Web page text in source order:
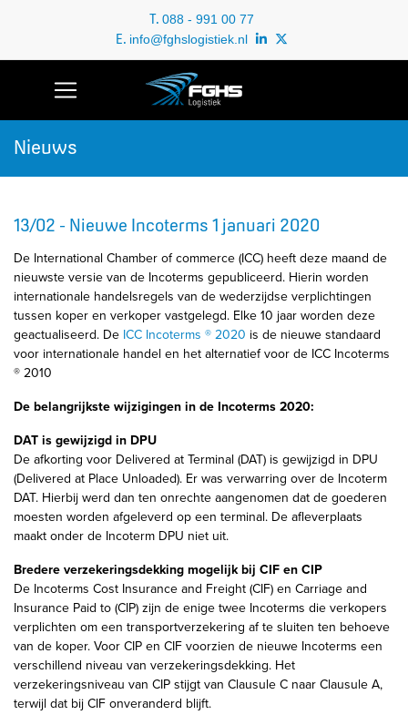
T. 088 - 991 00 77
E. info@fghslogistiek.nl
Nieuws
13/02 - Nieuwe Incoterms 1 januari 2020
De International Chamber of commerce (ICC) heeft deze maand de
nieuwste versie van de Incoterms gepubliceerd. Hierin worden
internationale handelsregels van de wederzijdse verplichtingen
tussen koper en verkoper vastgelegd. Elke 10 jaar worden deze
geactualiseerd. De ICC Incoterms ® 2020 is de nieuwe standaard
voor internationale handel en het alternatief voor de ICC Incoterms
® 2010
De belangrijkste wijzigingen in de Incoterms 2020:
DAT is gewijzigd in DPU
De afkorting voor Delivered at Terminal (DAT) is gewijzigd in DPU
(Delivered at Place Unloaded). Er was verwarring over de Incoterm
DAT. Hierbij werd dan ten onrechte aangenomen dat de goederen
moesten worden afgeleverd op een terminal. De afleverplaats
maakt onder de Incoterm DPU niet uit.
Bredere verzekeringsdekking mogelijk bij CIF en CIP
De Incoterms Cost Insurance and Freight (CIF) en Carriage and
Insurance Paid to (CIP) zijn de enige twee Incoterms die verkopers
verplichten om een transportverzekering af te sluiten ten behoeve
van de koper. Voor CIP en CIF voorzien de nieuwe Incoterms een
verschillend niveau van verzekeringsdekking. Het
verzekeringsniveau van CIP stijgt van Clausule C naar Clausule A,
terwijl dat bij CIF onveranderd blijft.